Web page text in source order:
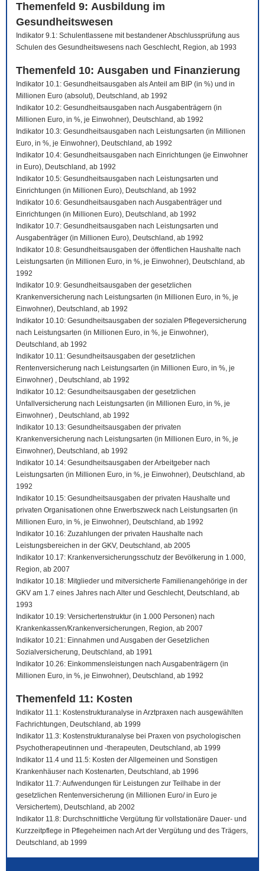
Themenfeld 9: Ausbildung im
Gesundheitswesen
Indikator 9.1: Schulentlassene mit bestandener Abschlussprüfung aus
Schulen des Gesundheitswesens nach Geschlecht, Region, ab 1993
Themenfeld 10: Ausgaben und Finanzierung
Indikator 10.1: Gesundheitsausgaben als Anteil am BIP (in %) und in
Millionen Euro (absolut), Deutschland, ab 1992
Indikator 10.2: Gesundheitsausgaben nach Ausgabenträgern (in
Millionen Euro, in %, je Einwohner), Deutschland, ab 1992
Indikator 10.3: Gesundheitsausgaben nach Leistungsarten (in Millionen
Euro, in %, je Einwohner), Deutschland, ab 1992
Indikator 10.4: Gesundheitsausgaben nach Einrichtungen (je Einwohner
in Euro), Deutschland, ab 1992
Indikator 10.5: Gesundheitsausgaben nach Leistungsarten und
Einrichtungen (in Millionen Euro), Deutschland, ab 1992
Indikator 10.6: Gesundheitsausgaben nach Ausgabenträger und
Einrichtungen (in Millionen Euro), Deutschland, ab 1992
Indikator 10.7: Gesundheitsausgaben nach Leistungsarten und
Ausgabenträger (in Millionen Euro), Deutschland, ab 1992
Indikator 10.8: Gesundheitsausgaben der öffentlichen Haushalte nach
Leistungsarten (in Millionen Euro, in %, je Einwohner), Deutschland, ab
1992
Indikator 10.9: Gesundheitsausgaben der gesetzlichen
Krankenversicherung nach Leistungsarten (in Millionen Euro, in %, je
Einwohner), Deutschland, ab 1992
Indikator 10.10: Gesundheitsausgaben der sozialen Pflegeversicherung
nach Leistungsarten (in Millionen Euro, in %, je Einwohner),
Deutschland, ab 1992
Indikator 10.11: Gesundheitsausgaben der gesetzlichen
Rentenversicherung nach Leistungsarten (in Millionen Euro, in %, je
Einwohner) , Deutschland, ab 1992
Indikator 10.12: Gesundheitsausgaben der gesetzlichen
Unfallversicherung nach Leistungsarten (in Millionen Euro, in %, je
Einwohner) , Deutschland, ab 1992
Indikator 10.13: Gesundheitsausgaben der privaten
Krankenversicherung nach Leistungsarten (in Millionen Euro, in %, je
Einwohner), Deutschland, ab 1992
Indikator 10.14: Gesundheitsausgaben der Arbeitgeber nach
Leistungsarten (in Millionen Euro, in %, je Einwohner), Deutschland, ab
1992
Indikator 10.15: Gesundheitsausgaben der privaten Haushalte und
privaten Organisationen ohne Erwerbszweck nach Leistungsarten (in
Millionen Euro, in %, je Einwohner), Deutschland, ab 1992
Indikator 10.16: Zuzahlungen der privaten Haushalte nach
Leistungsbereichen in der GKV, Deutschland, ab 2005
Indikator 10.17: Krankenversicherungsschutz der Bevölkerung in 1.000,
Region, ab 2007
Indikator 10.18: Mitglieder und mitversicherte Familienangehörige in der
GKV am 1.7 eines Jahres nach Alter und Geschlecht, Deutschland, ab
1993
Indikator 10.19: Versichertenstruktur (in 1.000 Personen) nach
Krankenkassen/Krankenversicherungen, Region, ab 2007
Indikator 10.21: Einnahmen und Ausgaben der Gesetzlichen
Sozialversicherung, Deutschland, ab 1991
Indikator 10.26: Einkommensleistungen nach Ausgabenträgern (in
Millionen Euro, in %, je Einwohner), Deutschland, ab 1992
Themenfeld 11: Kosten
Indikator 11.1: Kostenstrukturanalyse in Arztpraxen nach ausgewählten
Fachrichtungen, Deutschland, ab 1999
Indikator 11.3: Kostenstrukturanalyse bei Praxen von psychologischen
Psychotherapeutinnen und -therapeuten, Deutschland, ab 1999
Indikator 11.4 und 11.5: Kosten der Allgemeinen und Sonstigen
Krankenhäuser nach Kostenarten, Deutschland, ab 1996
Indikator 11.7: Aufwendungen für Leistungen zur Teilhabe in der
gesetzlichen Rentenversicherung (in Millionen Euro/ in Euro je
Versichertem), Deutschland, ab 2002
Indikator 11.8: Durchschnittliche Vergütung für vollstationäre Dauer- und
Kurzzeitpflege in Pflegeheimen nach Art der Vergütung und des Trägers,
Deutschland, ab 1999